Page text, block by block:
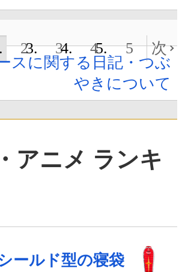
2 3 4 5
次
スに関する日記・つぶ
やきについて
アニメ ランキ
ールド型の寝袋